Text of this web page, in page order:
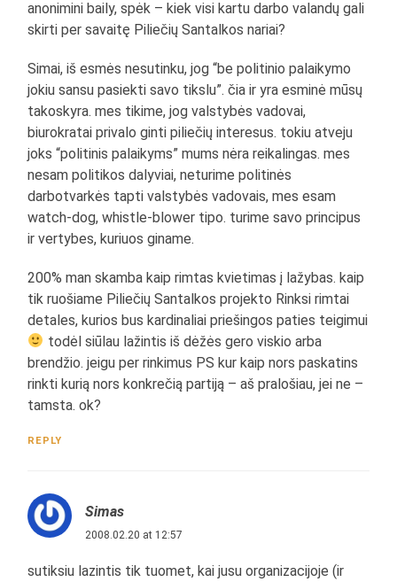
anonimini baily, spėk – kiek visi kartu darbo valandų gali
skirti per savaitę Piliečių Santalkos nariai?
Simai, iš esmės nesutinku, jog “be politinio palaikymo
jokiu sansu pasiekti savo tikslu”. čia ir yra esminė mūsų
takoskyra. mes tikime, jog valstybės vadovai,
biurokratai privalo ginti piliečių interesus. tokiu atveju
joks “politinis palaikyms” mums nėra reikalingas. mes
nesam politikos dalyviai, neturime politinės
darbotvarkės tapti valstybės vadovais, mes esam
watch-dog, whistle-blower tipo. turime savo principus
ir vertybes, kuriuos giname.
200% man skamba kaip rimtas kvietimas į lažybas. kaip
tik ruošiame Piliečių Santalkos projekto Rinksi rimtai
detales, kurios bus kardinaliai priešingos paties teigimui
todėl siūlau lažintis iš dėžės gero viskio arba
brendžio. jeigu per rinkimus PS kur kaip nors paskatins
rinkti kurią nors konkrečią partiją – aš pralošiau, jei ne –
tamsta. ok?
REPLY
Simas
2008.02.20 at 12:57
sutiksiu lazintis tik tuomet, kai jusu organizacijoje (ir